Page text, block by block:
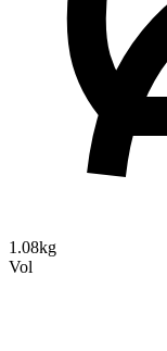
1.08kg
Vol